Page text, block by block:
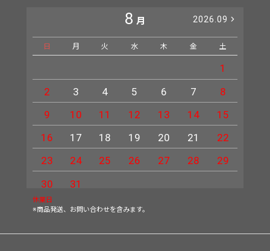
8 月 2026.09
日 月 火 水 木 金 土
1
2
3 4 5 6 7
8
9
10 11 12 13 14
15
16
17 18 19 20 21
22
23
24 25 26 27 28
29
30
31
休業日
※商品発送、お問い合わせを含みます。